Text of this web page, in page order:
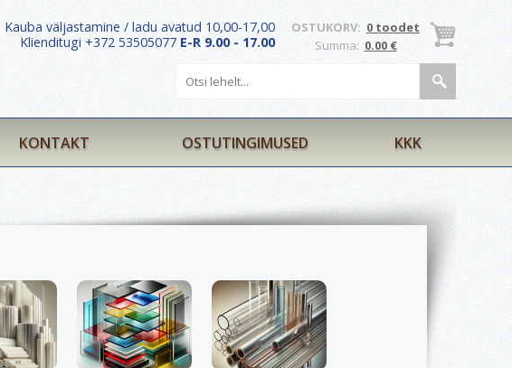
Kauba väljastamine / ladu avatud 10,00-17,00
Klienditugi +372 53505077 E-R 9.00 - 17.00
OSTUKORV: 0 toodet
Summa: 0.00 €
KONTAKT OSTUTINGIMUSED KKK